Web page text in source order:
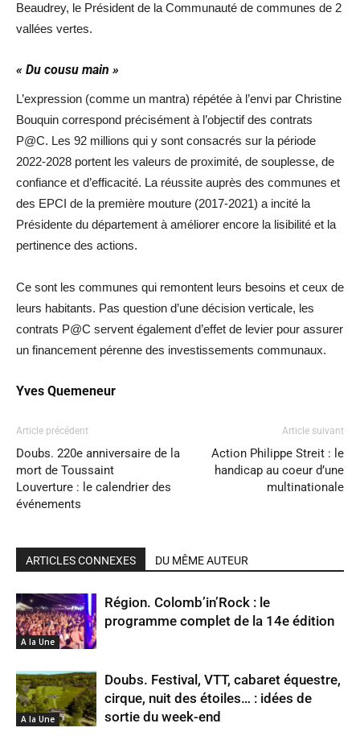
Beaudrey, le Président de la Communauté de communes de 2
vallées vertes.
« Du cousu main »
L’expression (comme un mantra) répétée à l’envi par Christine
Bouquin correspond précisément à l’objectif des contrats
P@C. Les 92 millions qui y sont consacrés sur la période
2022-2028 portent les valeurs de proximité, de souplesse, de
confiance et d’efficacité. La réussite auprès des communes et
des EPCI de la première mouture (2017-2021) a incité la
Présidente du département à améliorer encore la lisibilité et la
pertinence des actions.
Ce sont les communes qui remontent leurs besoins et ceux de
leurs habitants. Pas question d’une décision verticale, les
contrats P@C servent également d’effet de levier pour assurer
un financement pérenne des investissements communaux.
Yves Quemeneur
Article précédent
Doubs. 220e anniversaire de la
mort de Toussaint
Louverture : le calendrier des
événements
Article suivant
Action Philippe Streit : le
handicap au coeur d’une
multinationale
ARTICLES CONNEXES DU MÊME AUTEUR
A la Une
Région. Colomb’in’Rock : le
programme complet de la 14e édition
A la Une
Doubs. Festival, VTT, cabaret équestre,
cirque, nuit des étoiles… : idées de
sortie du week-end